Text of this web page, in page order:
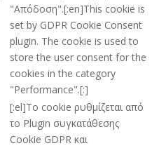
"Απόδοση".[:en]This cookie is
set by GDPR Cookie Consent
plugin. The cookie is used to
store the user consent for the
cookies in the category
"Performance".[:]
[:el]Το cookie ρυθμίζεται από
το Plugin συγκατάθεσης
Cookie GDPR και